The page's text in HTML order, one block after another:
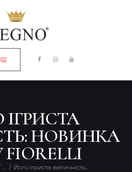
НОВИНКА
FIORELLI
... Його ігриста величність...